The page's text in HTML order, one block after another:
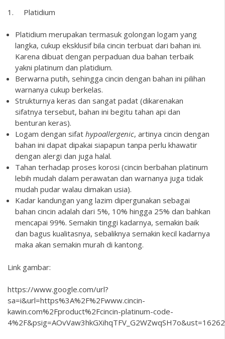
1. Platidium
Platidium merupakan termasuk golongan logam yang
langka, cukup eksklusif bila cincin terbuat dari bahan ini.
Karena dibuat dengan perpaduan dua bahan terbaik
yakni platinum dan platidium.
Berwarna putih, sehingga cincin dengan bahan ini pilihan
warnanya cukup berkelas.
Strukturnya keras dan sangat padat (dikarenakan
sifatnya tersebut, bahan ini begitu tahan api dan
benturan keras).
Logam dengan sifat hypoallergenic, artinya cincin dengan
bahan ini dapat dipakai siapapun tanpa perlu khawatir
dengan alergi dan juga halal.
Tahan terhadap proses korosi (cincin berbahan platinum
lebih mudah dalam perawatan dan warnanya juga tidak
mudah pudar walau dimakan usia).
Kadar kandungan yang lazim dipergunakan sebagai
bahan cincin adalah dari 5%, 10% hingga 25% dan bahkan
mencapai 99%. Semakin tinggi kadarnya, semakin baik
dan bagus kualitasnya, sebaliknya semakin kecil kadarnya
maka akan semakin murah di kantong.
Link gambar:
https://www.google.com/url?
sa=i&url=https%3A%2F%2Fwww.cincin-
kawin.com%2Fproduct%2Fcincin-platinum-code-